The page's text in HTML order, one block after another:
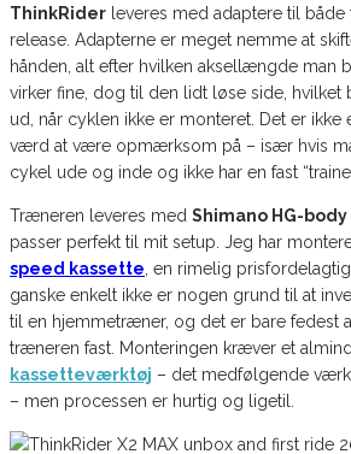
ThinkRider leveres med adaptere til
release. Adapterne er meget nemme at
hånden, alt efter hvilken aksellængde man
virker fine, dog til den lidt løse side, hvilket
ud, når cyklen ikke er monteret. Det er
værd at være opmærksom på – især hvis
cykel ude og inde og ikke har en fast
Træneren leveres med Shimano HG-body
passer perfekt til mit setup. Jeg har
speed kassette, en rimelig
ganske enkelt ikke er nogen grund til at
til en hjemmetræner, og det er bare fedest
træneren fast. Monteringen kræver et
kassetteværktøj – det medfølgende
– men processen er hurtig og ligetil.